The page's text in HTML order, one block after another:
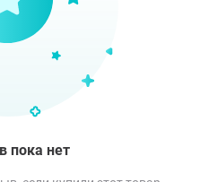
пока нет